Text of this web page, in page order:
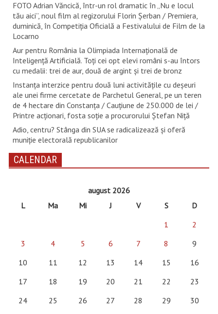
FOTO Adrian Văncică, într-un rol dramatic în „Nu e locul
tău aici”, noul film al regizorului Florin Șerban / Premiera,
duminică, în Competiția Oficială a Festivalului de Film de la
Locarno
Aur pentru România la Olimpiada Internațională de
Inteligență Artificială. Toți cei opt elevi români s-au întors
cu medalii: trei de aur, două de argint și trei de bronz
Instanța interzice pentru două luni activitățile cu deșeuri
ale unei firme cercetate de Parchetul General, pe un teren
de 4 hectare din Constanța / Cauțiune de 250.000 de lei /
Printre acționari, fosta soție a procurorului Ștefan Niță
Adio, centru? Stânga din SUA se radicalizează și oferă
muniție electorală republicanilor
CALENDAR
august 2026
L
Ma Mi J V S
D
1
2
3
4 5 6 7 8
9
10
11 12 13 14 15
16
17
18 19 20 21 22
23
24
25 26 27 28 29
30